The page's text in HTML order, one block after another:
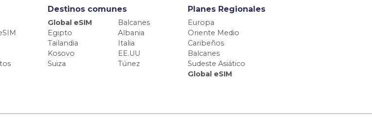
Destinos comunes
Global eSIM
Balcanes
Egipto
Albania
Tailandia
Italia
Kosovo
EE.UU
Suiza
Túnez
Planes Regionales
Europa
Oriente Medio
Caribeños
Balcanes
Sudeste Asiático
Global eSIM